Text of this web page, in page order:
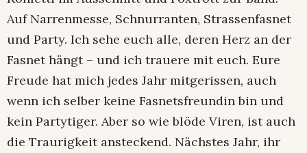
Auf Narrenmesse, Schnurranten, Strassenfasnet
und Party. Ich sehe euch alle, deren Herz an der
Fasnet hängt – und ich trauere mit euch. Eure
Freude hat mich jedes Jahr mitgerissen, auch
wenn ich selber keine Fasnetsfreundin bin und
kein Partytiger. Aber so wie blöde Viren, ist auch
die Traurigkeit ansteckend. Nächstes Jahr, ihr